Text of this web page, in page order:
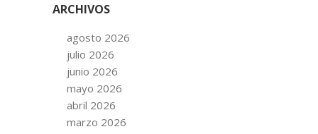
ARCHIVOS
agosto 2026
julio 2026
junio 2026
mayo 2026
abril 2026
marzo 2026